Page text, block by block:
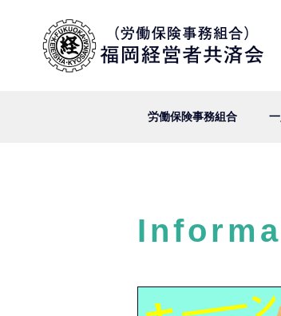
労働保険事務組合